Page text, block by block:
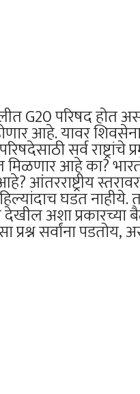
G20 परिषद होत
आहे. यावर
सर्व
आहे का?
आंतरराष्ट्रीय
घडत नाहीये.
अशा प्रकारच्या
सर्वांना